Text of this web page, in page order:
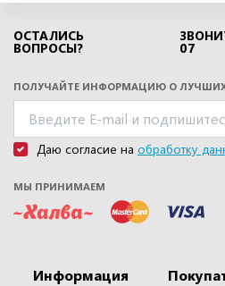
ОСТАЛИСЬ
ВОПРОСЫ? 07
ПОЛУЧАЙТЕ ИНФОРМАЦИЮ О
Даю согласие на обработку
МЫ ПРИНИМАЕМ
Информация